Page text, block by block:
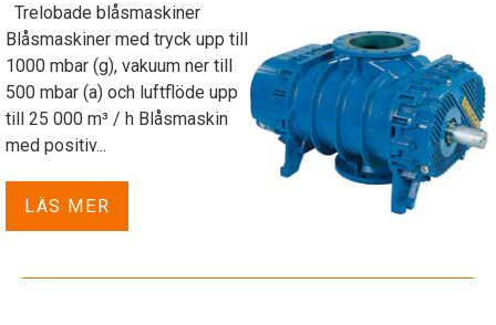
Trelobade blåsmaskiner
Blåsmaskiner med tryck upp till
1000 mbar (g), vakuum ner till
500 mbar (a) och luftflöde upp
till 25 000 m³ / h Blåsmaskin
med positiv...
LÄS MER